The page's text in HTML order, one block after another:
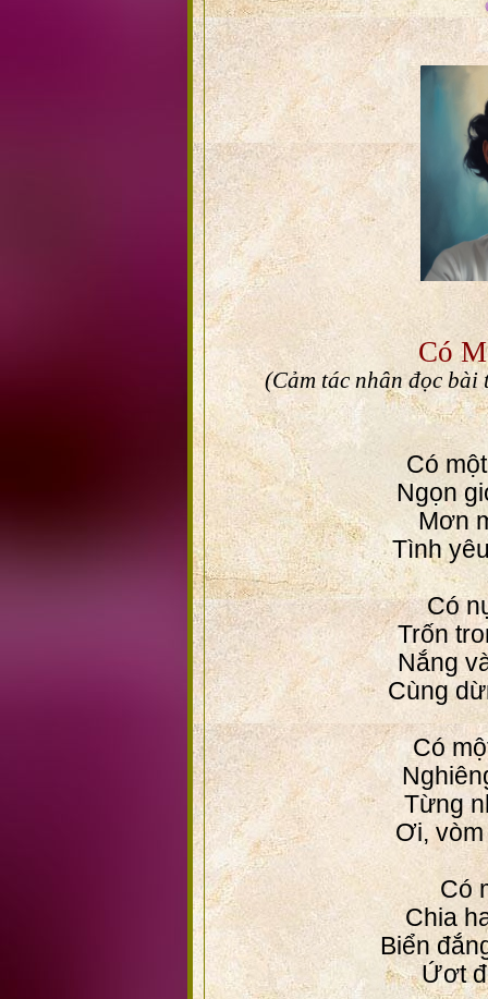
Có
(Cảm tác nhân đọc
Có
Ngọn
Mơn
Tình
Có
Trốn
Nắng
Cùng
Có
Từng
Ơi,
Có
Chia
Biển
Ứơt